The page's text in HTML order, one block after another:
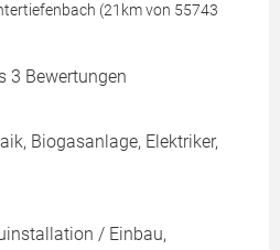
(21km von 55743
3 Bewertungen
Biogasanlage, Elektriker,
/ Einbau,